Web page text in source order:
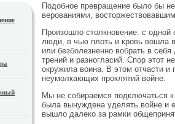
Подобное превращение было бы
верованиями,
Произошло столкновение: с
люди, в чью плоть и кровь вошла
или безболезненно вобрать в
трений и разногласий. Спор этот
окружила воина. В этом отчасти и
неумолкающих проклятий войне.
Мы не собираемся подключаться
была вынуждена уделять войне и
вышло далеко за рамки